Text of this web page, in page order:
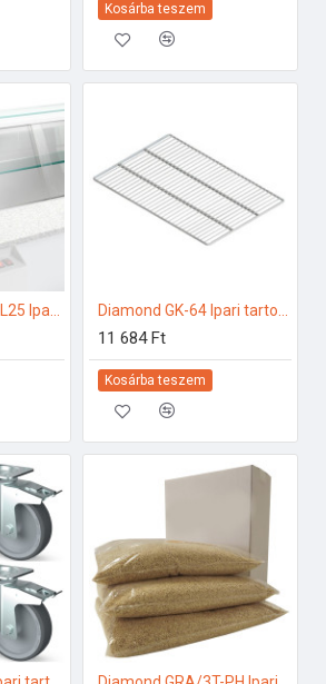
Kosárba teszem
11 684 Ft
Kosárba teszem